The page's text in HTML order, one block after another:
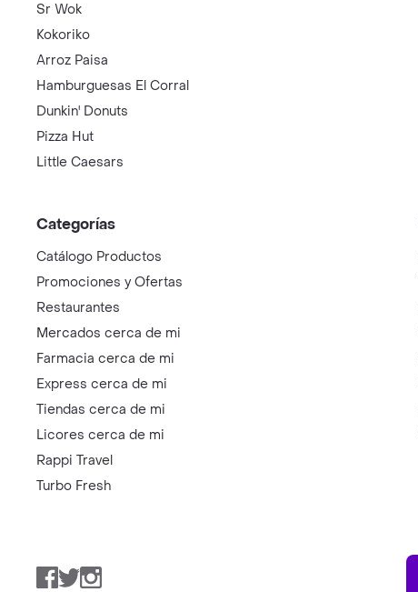
Sr Wok
Kokoriko
Arroz Paisa
Hamburguesas El Corral
Dunkin' Donuts
Pizza Hut
Little Caesars
Categorías
Catálogo Productos
Promociones y Ofertas
Restaurantes
Mercados cerca de mi
Farmacia cerca de mi
Express cerca de mi
Tiendas cerca de mi
Licores cerca de mi
Rappi Travel
Turbo Fresh
Facebook
TwitterInstagram